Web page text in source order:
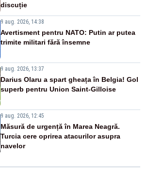
discuție
9 aug. 2026, 14:38
Avertisment pentru NATO: Putin ar putea
trimite militari fără însemne
9 aug. 2026, 13:37
Darius Olaru a spart gheața în Belgia! Gol
superb pentru Union Saint-Gilloise
9 aug. 2026, 12:45
Măsură de urgență în Marea Neagră.
Turcia cere oprirea atacurilor asupra
navelor